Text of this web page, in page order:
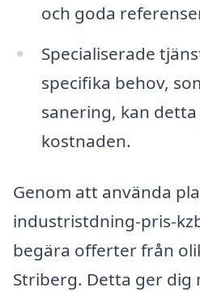
och goda
Specialiserade
specifika behov,
sanering, kan
kostnaden.
Genom att använda
industristdning-pris-
begära offerter från
Striberg. Detta ger dig